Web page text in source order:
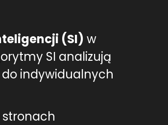
(SI) w
SI analizują
indywidualnych